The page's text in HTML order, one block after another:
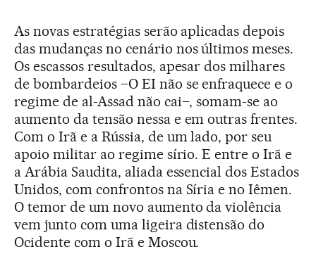
As novas estratégias serão aplicadas depois
das mudanças no cenário nos últimos meses.
Os escassos resultados, apesar dos milhares
de bombardeios –O EI não se enfraquece e o
regime de al-Assad não cai–, somam-se ao
aumento da tensão nessa e em outras frentes.
Com o Irã e a Rússia, de um lado, por seu
apoio militar ao regime sírio. E entre o Irã e
a Arábia Saudita, aliada essencial dos Estados
Unidos, com confrontos na Síria e no Iêmen.
O temor de um novo aumento da violência
vem junto com uma ligeira distensão do
Ocidente com o Irã e Moscou.